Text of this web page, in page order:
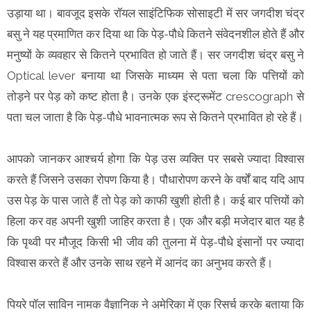
उड़ाया था। बावजूद इसके रॉयल साइंटिफिक सोसाइटी में सर जगदीश चंद्र
बसु ने यह प्रमाणित कर दिया था कि पेड़-पौधे कितने संवेदनशील होते हैं और
मनुष्यों के व्यवहार से कितने प्रभावित हो जाते हैं। सर जगदीश चंद्र बसु ने
Optical lever बनाया था जिसके माध्यम से पता चला कि पत्तियों को
तोड़ने पर पेड़ को कष्ट होता है। उनके एक इंस्ट्रूमेंट crescograph से
पता चल जाता है कि पेड़-पौधे भावनात्मक रूप से कितने प्रभावित हो रहे हैं।
आपको जानकर आश्चर्य होगा कि पेड़ उस व्यक्ति पर सबसे ज्यादा विश्वास
करते हैं जिसने उसका रोपण किया है। पौधारोपण करने के वर्षों बाद यदि आप
उस पेड़ के पास जाते हैं तो पेड़ को काफी खुशी होती है। कई बार पत्तियों को
हिला कर वह अपनी खुशी जाहिर करता है। एक और बड़ी मजेदार बात यह है
कि पृथ्वी पर मौजूद किसी भी जीव की तुलना में पेड़-पौधे इंसानों पर ज्यादा
विश्वास करते हैं और उनके साथ रहने में आनंद का अनुभव करते हैं।
पियरे पॉल साविन नामक वैज्ञानिक ने अमेरिका में एक रिसर्च करके बताया कि